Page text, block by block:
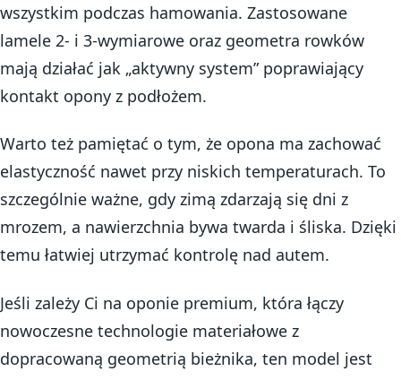
wszystkim podczas hamowania. Zastosowane
lamele 2- i 3-wymiarowe oraz geometra rowków
mają działać jak „aktywny system” poprawiający
kontakt opony z podłożem.
Warto też pamiętać o tym, że opona ma zachować
elastyczność nawet przy niskich temperaturach. To
szczególnie ważne, gdy zimą zdarzają się dni z
mrozem, a nawierzchnia bywa twarda i śliska. Dzięki
temu łatwiej utrzymać kontrolę nad autem.
Jeśli zależy Ci na oponie premium, która łączy
nowoczesne technologie materiałowe z
dopracowaną geometrią bieżnika, ten model jest